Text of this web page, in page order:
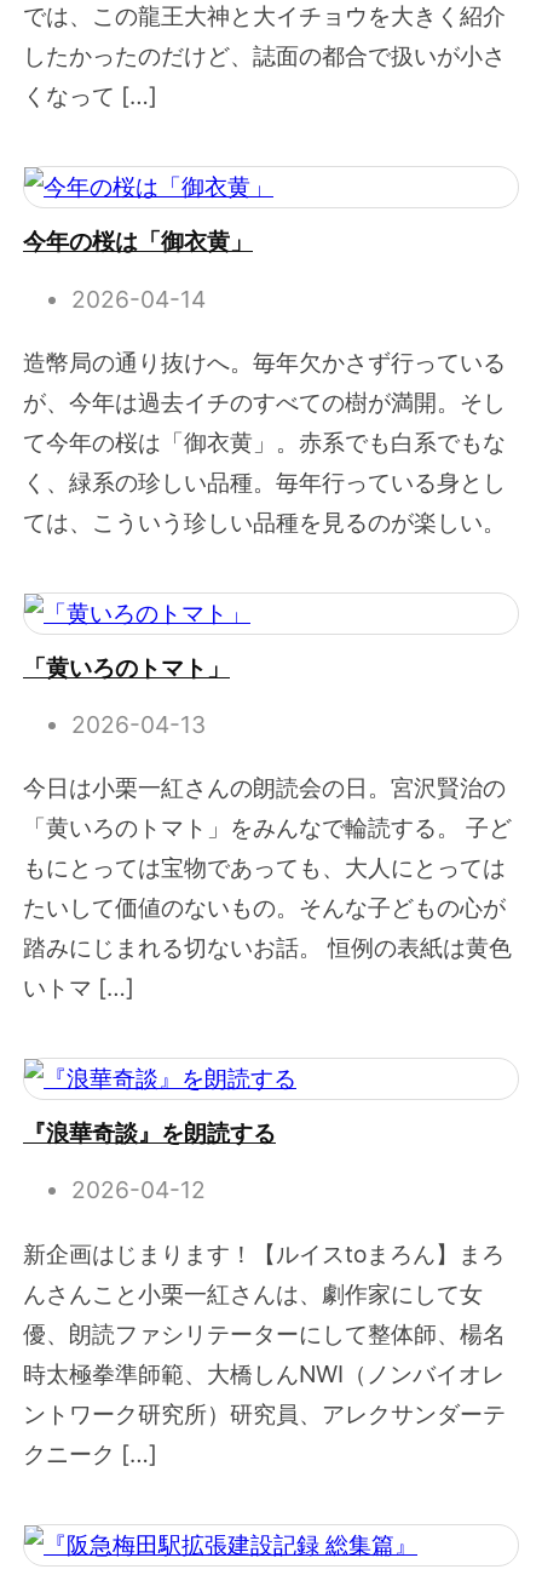
では、この龍王大神と大イチョウを大きく紹介
したかったのだけど、誌面の都合で扱いが小さ
くなって […]
今年の桜は「御衣黄」
2026-04-14
造幣局の通り抜けへ。毎年欠かさず行っている
が、今年は過去イチのすべての樹が満開。そし
て今年の桜は「御衣黄」。赤系でも白系でもな
く、緑系の珍しい品種。毎年行っている身とし
ては、こういう珍しい品種を見るのが楽しい。
「黄いろのトマト」
2026-04-13
今日は小栗一紅さんの朗読会の日。宮沢賢治の
「黄いろのトマト」をみんなで輪読する。 子ど
もにとっては宝物であっても、大人にとっては
たいして価値のないもの。そんな子どもの心が
踏みにじまれる切ないお話。 恒例の表紙は黄色
いトマ […]
『浪華奇談』を朗読する
2026-04-12
新企画はじまります！【ルイスtoまろん】まろ
んさんこと小栗一紅さんは、劇作家にして女
優、朗読ファシリテーターにして整体師、楊名
時太極拳準師範、大橋しんNWI（ノンバイオレ
ントワーク研究所）研究員、アレクサンダーテ
クニーク […]